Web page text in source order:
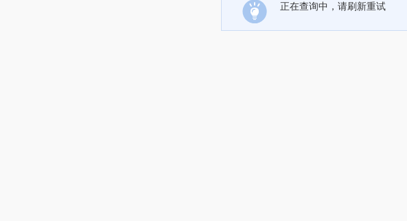
正在查询中，请刷新重试